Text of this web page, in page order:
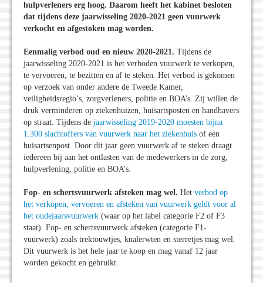
hulpverleners erg hoog. Daarom heeft het kabinet besloten
dat tijdens deze jaarwisseling 2020-2021 geen vuurwerk
verkocht en afgestoken mag worden.
Eenmalig verbod oud en nieuw 2020-2021. Tijdens de
jaarwisseling 2020-2021 is het verboden vuurwerk te verkopen,
te vervoeren, te bezitten en af te steken. Het verbod is gekomen
op verzoek van onder andere de Tweede Kamer,
veiligheidsregio’s, zorgverleners, politie en BOA’s. Zij willen de
druk verminderen op ziekenhuizen, huisartsposten en handhavers
op straat. Tijdens de jaarwisseling 2019-2020 moesten bijna
1.300 slachtoffers van vuurwerk naar het ziekenhuis of een
huisartsenpost. Door dit jaar geen vuurwerk af te steken draagt
iedereen bij aan het ontlasten van de medewerkers in de zorg,
hulpverlening, politie en BOA’s.
Fop- en schertsvuurwerk afsteken mag wel. Het verbod op
het verkopen, vervoeren en afsteken van vuurwerk geldt voor al
het oudejaarsvuurwerk (waar op het label categorie F2 of F3
staat). Fop- en schertsvuurwerk afsteken (categorie F1-
vuurwerk) zoals trektouwtjes, knalerwten en sterretjes mag wel.
Dit vuurwerk is het hele jaar te koop en mag vanaf 12 jaar
worden gekocht en gebruikt.